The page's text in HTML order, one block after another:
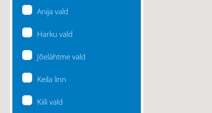
Anija vald
Harku vald
Jõelähtme vald
Keila linn
Kiili vald